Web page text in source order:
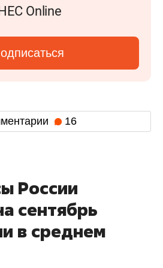
Online
16
России
сентябрь
в среднем